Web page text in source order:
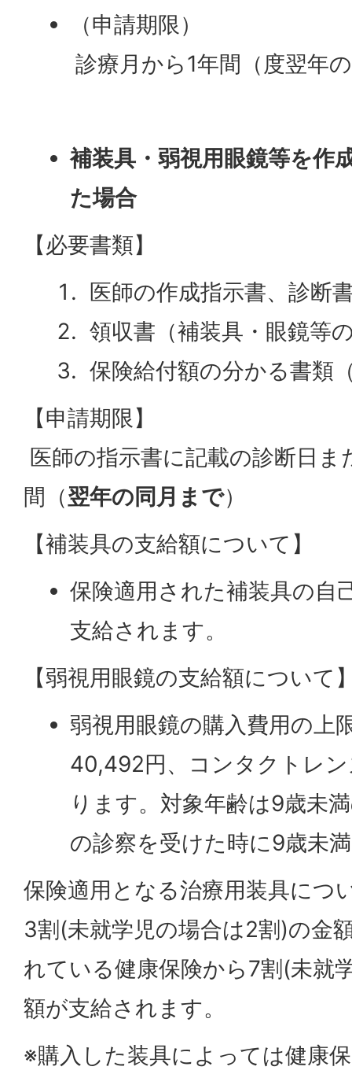
（申請期限）
診療月から1年間（度翌年
補装具・弱視用眼鏡等を作
た場合
【必要書類】
医師の作成指示書、診断
領収書（補装具・眼鏡等
保険給付額の分かる書類
【申請期限】
医師の指示書に記載の診断日ま
間（翌年の同月まで）
【補装具の支給額について】
保険適用された補装具の自
支給されます。
【弱視用眼鏡の支給額について
弱視用眼鏡の購入費用の上
40,492円、コンタクトレ
ります。対象年齢は9歳未
の診察を受けた時に9歳未
保険適用となる治療用装具につ
3割(未就学児の場合は2割)の金
れている健康保険から7割(未就
額が支給されます。
※購入した装具によっては健康